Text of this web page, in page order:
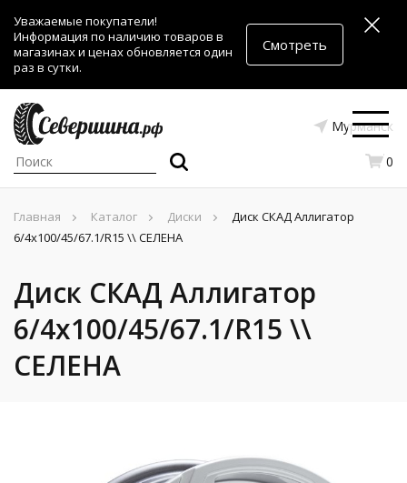
Уважаемые покупатели!
Информация по наличию товаров в
магазинах и ценах обновляется один
раз в сутки.
Смотреть
Мурманск
0
Главная Каталог Диски
Диск СКАД Аллигатор
6/4x100/45/67.1/R15 \\ СЕЛЕНА
Диск СКАД Аллигатор
6/4x100/45/67.1/R15 \\
СЕЛЕНА